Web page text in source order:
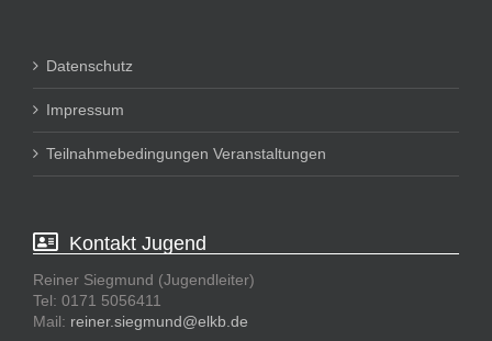
Datenschutz
Impressum
Teilnahmebedingungen Veranstaltungen
Kontakt Jugend
Reiner Siegmund (Jugendleiter)
Tel: 0171 5056411
Mail: reiner.siegmund@elkb.de